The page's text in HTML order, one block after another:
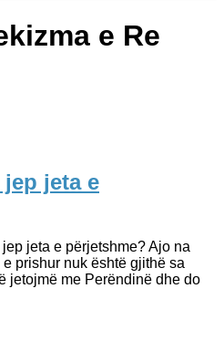
e Re
jeta e
jeta e përjetshme? Ajo na
prishur nuk është gjithë sa
jetojmë me Perëndinë dhe do